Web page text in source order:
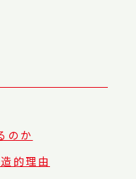
のか
的理由